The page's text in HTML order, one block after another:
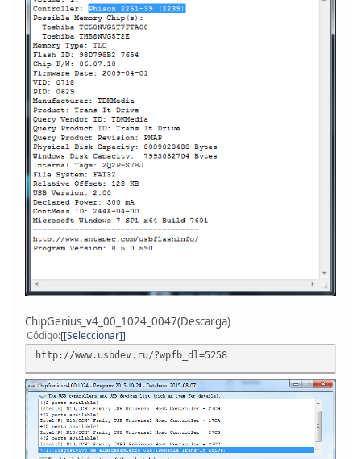
ChipGenius_v4_00_1024_0047(Descarga)
Código [Seleccionar]
http://www.usbdev.ru/?wpfb_dl=5258